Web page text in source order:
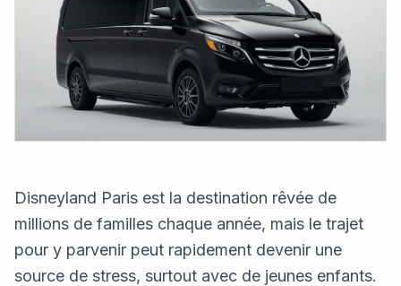
Disneyland Paris est la destination rêvée de
millions de familles chaque année, mais le trajet
pour y parvenir peut rapidement devenir une
source de stress, surtout avec de jeunes enfants.